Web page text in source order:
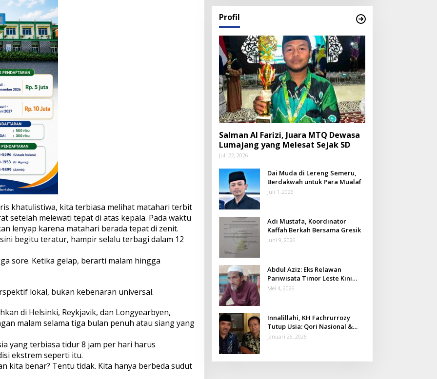
khatulistiwa, kita terbiasa melihat matahari terbit
setelah melewati tepat di atas kepala. Pada waktu
lenyap karena matahari berada tepat di zenit.
begitu teratur, hampir selalu terbagi dalam 12
sore. Ketika gelap, berarti malam hingga
lokal, bukan kebenaran universal.
di Helsinki, Reykjavik, dan Longyearbyen,
malam selama tiga bulan penuh atau siang yang
yang terbiasa tidur 8 jam per hari harus
ekstrem seperti itu.
kita benar? Tentu tidak. Kita hanya berbeda sudut
Profil
Salman Al Farizi, Juara MTQ Dewasa
Lumajang yang Melesat Sejak SD
Juli 22, 2026
Dai Muda di Lereng Semeru,
Berdakwah untuk Para Mualaf
Juli 1, 2026
Adi Mustafa, Koordinator
Kaffah Berkah Bersama Gresik
Juni 9, 2026
Abdul Aziz: Eks Relawan
Pariwisata Timor Leste Kini
Takmir Kalisat
Mei 4, 2026
Innalillahi, KH Fachrurrozy
Tutup Usia: Qori Nasional &
Mantan Kadis Kemenag yang
Januari 26, 2026